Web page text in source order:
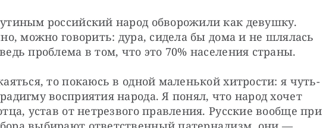
российский народ обворожили как девушку.
можно говорить: дура, сидела бы дома и не шлялась
проблема в том, что это 70% населения страны.
то покаюсь в одной маленькой хитрости: я чуть-
восприятия народа. Я понял, что народ хочет
устав от нетрезвого правления. Русские вообще при